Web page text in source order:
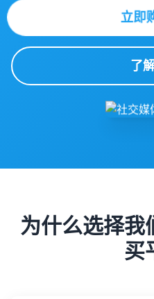
立即
了
为什么选择我
买